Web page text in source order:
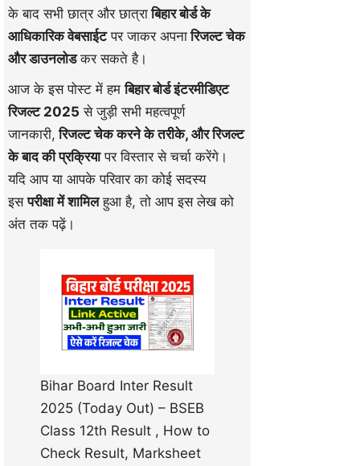
के बाद सभी छात्र और छात्राबिहार बोर्ड के
आधिकारिक वेबसाईटपर जाकर अपनारिजल्ट चेक
और डाउनलोडकर सकते है।
आज के इस पोस्ट में हमबिहार बोर्ड इंटरमीडिएट
रिजल्ट 2025 से जुड़ी सभी महत्वपूर्ण
जानकारी, रिजल्ट चेक करने के तरीके, और रिजल्ट
के बाद की प्रक्रियापर विस्तार से चर्चा करेंगे।
यदि आप या आपके परिवार का कोई सदस्य
इसपरीक्षा में शामिलहुआ है, तो आप इस लेख को
अंत तक पढ़ें।
Bihar Board Inter Result
2025 (Today Out) – BSEB
Class 12th Result , How to
Check Result, Marksheet